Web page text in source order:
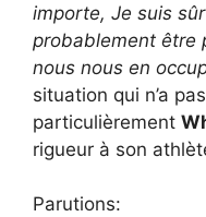
importe, Je suis
probablement être
nous nous en
situation qui n’a
particulièrement
rigueur à son
Parutions: